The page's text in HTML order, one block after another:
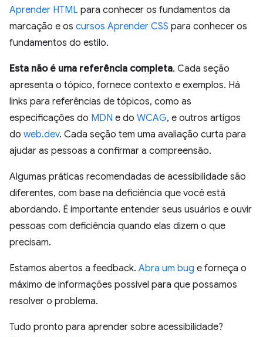
Aprender HTML para conhecer os fundamentos da
marcação e os cursos Aprender CSS para conhecer os
fundamentos do estilo.
Esta não é uma referência completa. Cada seção
apresenta o tópico, fornece contexto e exemplos. Há
links para referências de tópicos, como as
especificações do MDN e do WCAG, e outros artigos
do web.dev. Cada seção tem uma avaliação curta para
ajudar as pessoas a confirmar a compreensão.
Algumas práticas recomendadas de acessibilidade são
diferentes, com base na deficiência que você está
abordando. É importante entender seus usuários e ouvir
pessoas com deficiência quando elas dizem o que
precisam.
Estamos abertos a feedback. Abra um bug e forneça o
máximo de informações possível para que possamos
resolver o problema.
Tudo pronto para aprender sobre acessibilidade?